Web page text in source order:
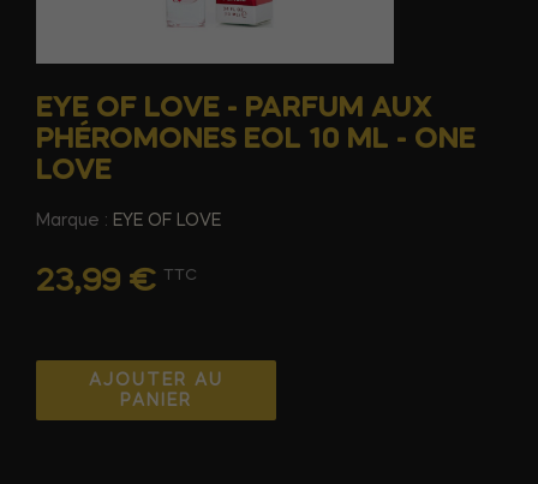
EYE OF LOVE - PARFUM AUX
PHÉROMONES EOL 10 ML - ONE
LOVE
Marque : EYE OF LOVE
23,99 € TTC
AJOUTER AU
PANIER